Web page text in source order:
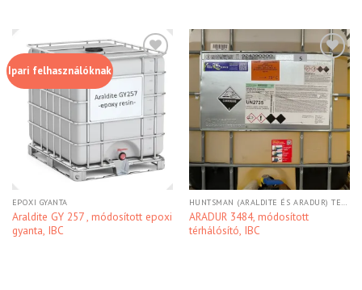
Ipari felhasználóknak
Kedvencekhez
EPOXI GYANTA
Araldite GY 257 , módosított epoxi
gyanta, IBC
Kedvencekhez
HUNTSMAN (ARALDITE ÉS ARADUR) TERMÉKEK
ARADUR 3484, módosított
térhálósító, IBC